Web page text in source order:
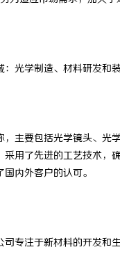
光学制造、材料研发和
主要包括光学镜头、
用了先进的工艺技术
内外客户的认可。
专注于新材料的开发
不买SEM广告、不发天
小企业怎么靠GEO让AI